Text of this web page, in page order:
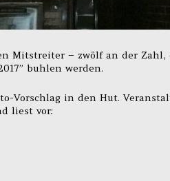
Mitstreiter – zwölf an der
buhlen werden.
Vorschlag in den Hut.
liest vor: